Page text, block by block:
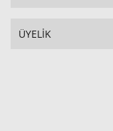
ÜYELİK